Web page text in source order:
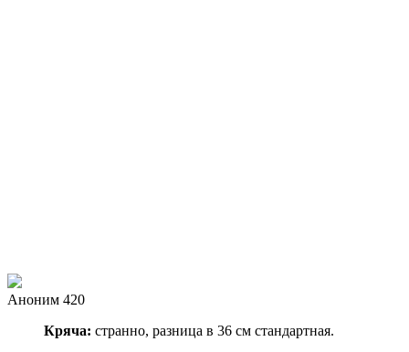
Аноним 420
Кряча: странно, разница в 36 см стандартная.